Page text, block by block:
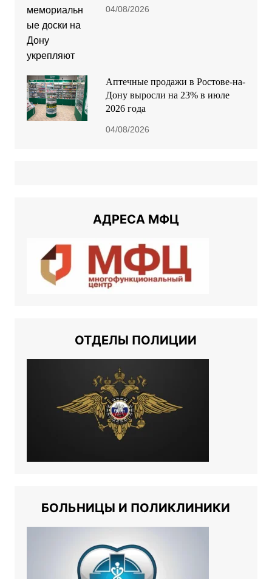
04/08/2026
Аптечные продажи в Ростове-на-
Дону выросли на 23% в июле
2026 года
04/08/2026
АДРЕСА МФЦ
ОТДЕЛЫ ПОЛИЦИИ
БОЛЬНИЦЫ И ПОЛИКЛИНИКИ